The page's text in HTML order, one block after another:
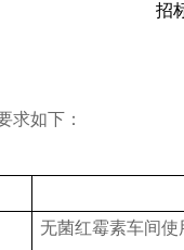
招
求如下：
无菌红霉素车间使